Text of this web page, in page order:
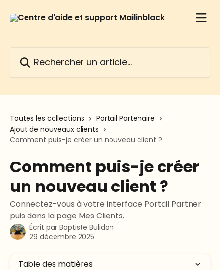
Toutes les collections
Portail Partenaire
Ajout de nouveaux clients
Comment puis-je créer un nouveau client ?
Comment puis-je créer
un nouveau client ?
Connectez-vous à votre interface Portail Partner
puis dans la page Mes Clients.
Écrit par Baptiste Bulidon
29 décembre 2025
Table des matières